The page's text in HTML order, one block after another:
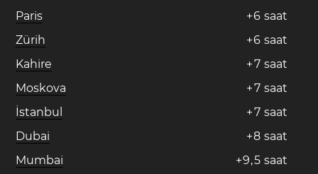
Paris
+6 saat
Zürih
+6 saat
Kahire
+7 saat
Moskova
+7 saat
İstanbul
+7 saat
Dubai
+8 saat
Mumbai
+9,5 saat